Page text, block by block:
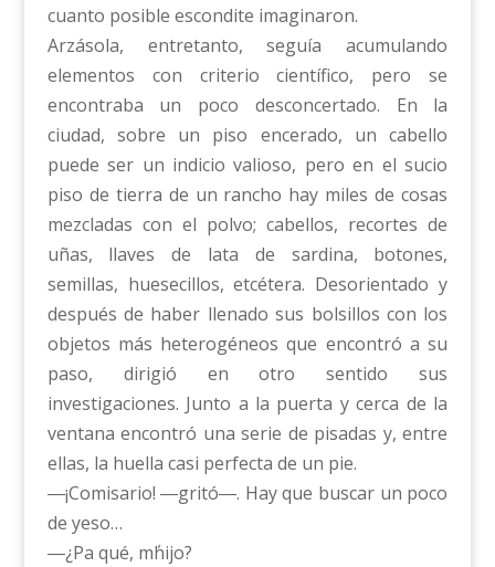
cuanto posible escondite imaginaron.
Arzásola, entretanto, seguía acumulando
elementos con criterio científico, pero se
encontraba un poco desconcertado. En la
ciudad, sobre un piso encerado, un cabello
puede ser un indicio valioso, pero en el sucio
piso de tierra de un rancho hay miles de cosas
mezcladas con el polvo; cabellos, recortes de
uñas, llaves de lata de sardina, botones,
semillas, huesecillos, etcétera. Desorientado y
después de haber llenado sus bolsillos con los
objetos más heterogéneos que encontró a su
paso, dirigió en otro sentido sus
investigaciones. Junto a la puerta y cerca de la
ventana encontró una serie de pisadas y, entre
ellas, la huella casi perfecta de un pie.
―¡Comisario! ―gritó―. Hay que buscar un poco
de yeso…
―¿Pa qué, m΄hijo?